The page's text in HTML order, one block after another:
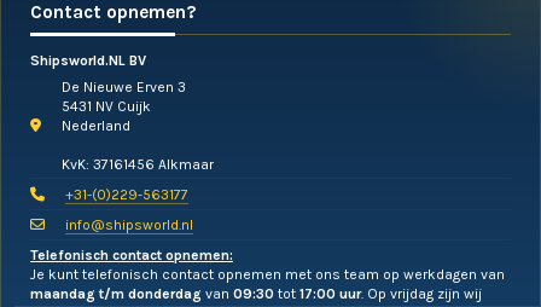
Contact opnemen?
Shipsworld.NL BV
De Nieuwe Erven 3
5431 NV Cuijk
Nederland
KvK: 37161456 Alkmaar
+31-(0)229-563177
info@shipsworld.nl
Telefonisch contact opnemen:
Je kunt telefonisch contact opnemen met ons team op werkdagen van
maandag t/m donderdag van 09:30 tot 17:00 uur. Op vrijdag zijn wij